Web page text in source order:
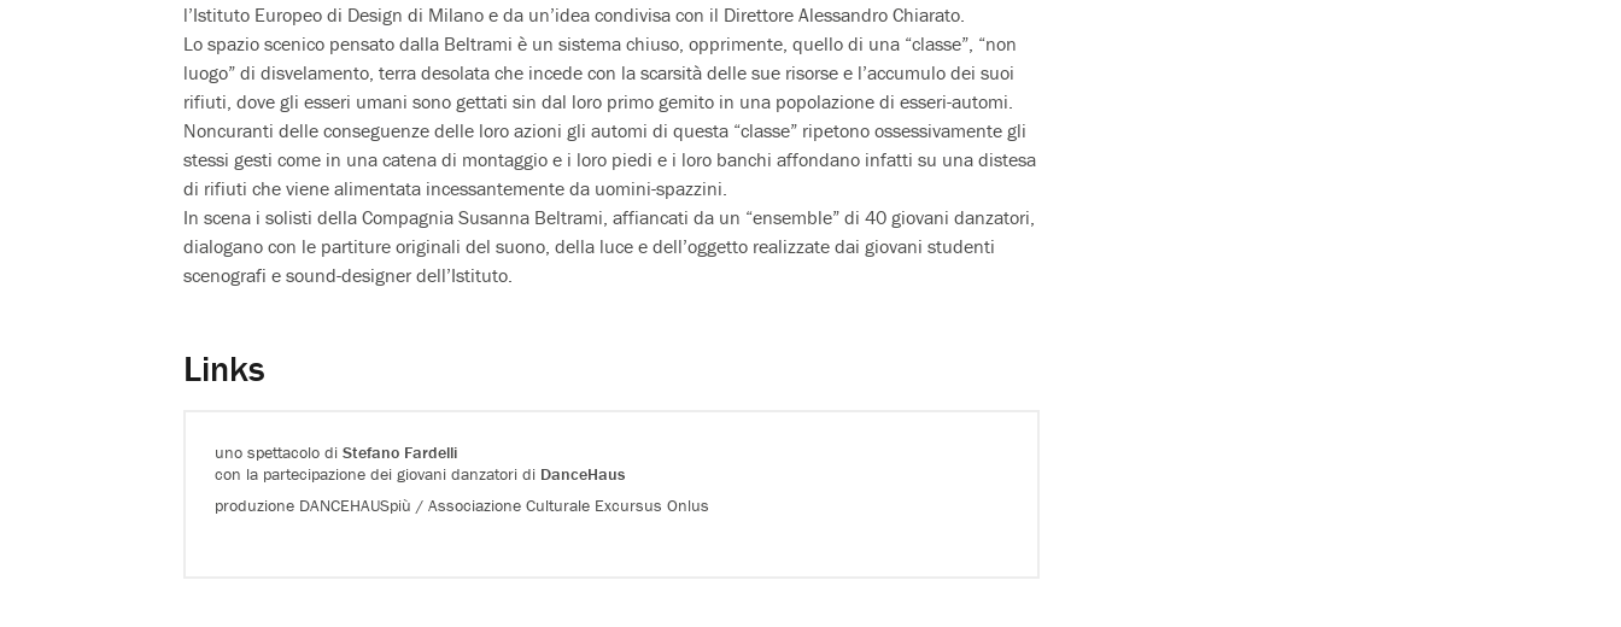
l’Istituto Europeo di Design di Milano e da un’idea condivisa con il Direttore Alessandro Chiarato.
Lo spazio scenico pensato dalla Beltrami è un sistema chiuso, opprimente, quello di una “classe”, “non
luogo” di disvelamento, terra desolata che incede con la scarsità delle sue risorse e l’accumulo dei suoi
rifiuti, dove gli esseri umani sono gettati sin dal loro primo gemito in una popolazione di esseri-automi.
Noncuranti delle conseguenze delle loro azioni gli automi di questa “classe” ripetono ossessivamente gli
stessi gesti come in una catena di montaggio e i loro piedi e i loro banchi affondano infatti su una distesa
di rifiuti che viene alimentata incessantemente da uomini-spazzini.
In scena i solisti della Compagnia Susanna Beltrami, affiancati da un “ensemble” di 40 giovani danzatori,
dialogano con le partiture originali del suono, della luce e dell’oggetto realizzate dai giovani studenti
scenografi e sound-designer dell’Istituto.
Links
uno spettacolo di Stefano Fardelli
con la partecipazione dei giovani danzatori di DanceHaus
produzione DANCEHAUSpiù / Associazione Culturale Excursus Onlus